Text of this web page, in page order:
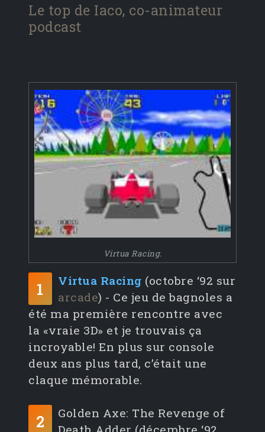
Le top de Iaco, co-animateur
podcast
Virtua Racing.
1 Virtua Racing (octobre ‘92 sur
arcade) - Ce jeu de bagnoles a
été ma première rencontre avec
la «vraie 3D» et je trouvais ça
incroyable! En plus sur console
deux ans plus tard, c’était une
claque mémorable.
2
Golden Axe: The Revenge of